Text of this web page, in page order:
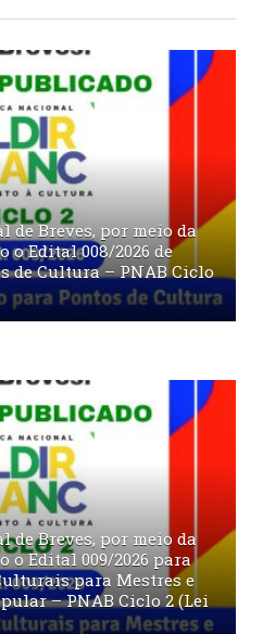
Breves, por meio da
o Edital 008/2026 de
de Cultura – PNAB Ciclo
Breves, por meio da
o Edital 009/2026 para
para Mestres e
– PNAB Ciclo 2 (Lei